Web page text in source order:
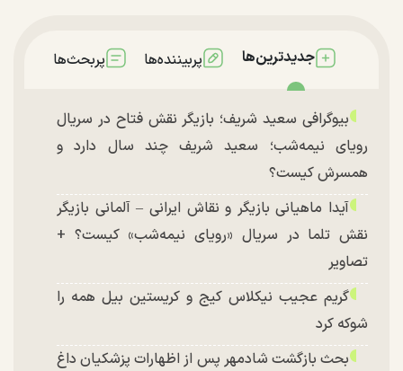
جدیدترین‌ها پربیننده‌ها پربحث‌ها
بیوگرافی سعید شریف؛ بازیگر نقش فتاح در سریال
رویای نیمه‌شب؛ سعید شریف چند سال دارد و
همسرش کیست؟
آیدا ماهیانی بازیگر و نقاش ایرانی – آلمانی بازیگر
نقش تلما در سریال «رویای نیمه‌شب» کیست؟ +
تصاویر
گریم عجیب نیکلاس کیج و کریستین بیل همه را
شوکه کرد
بحث بازگشت شادمهر پس از اظهارات پزشکیان داغ